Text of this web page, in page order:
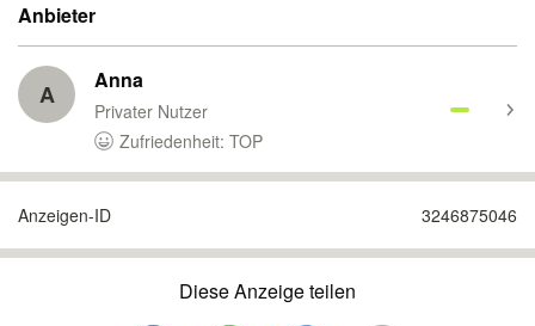
Anbieter
A Anna
Privater Nutzer
Zufriedenheit: TOP
Anzeigen-ID 3246875046
Diese Anzeige teilen